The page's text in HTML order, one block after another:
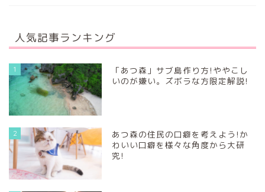
人気記事ランキング
1
「あつ森」サブ島作り方!ややこし
いのが嫌い。ズボラな方限定解説!
2
あつ森の住民の口癖を考えよう!か
わいい口癖を様々な角度から大研
究!